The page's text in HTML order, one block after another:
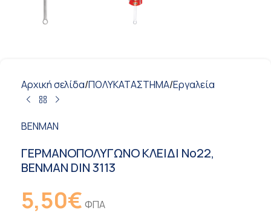
Αρχική σελίδα/ΠΟΛΥΚΑΤΑΣΤΗΜΑ/Εργαλεία
BENMAN
ΓΕΡΜΑΝΟΠΟΛΥΓΩΝΟ ΚΛΕΙΔΙ Νο22,
BENMAN DIN 3113
5,50€ ΦΠΑ